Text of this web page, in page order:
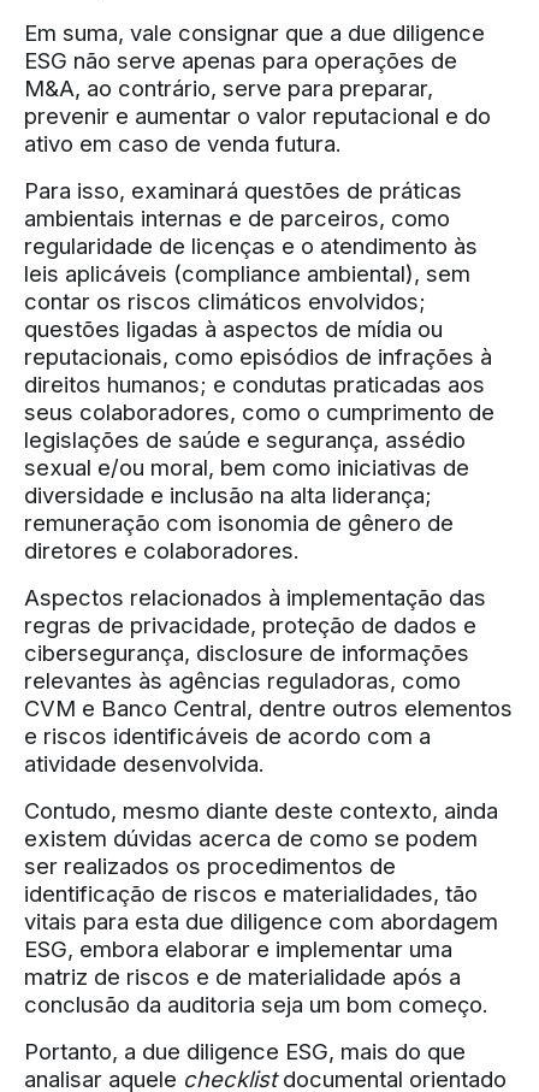
Em suma, vale consignar que a due diligence
ESG não serve apenas para operações de
M&A, ao contrário, serve para preparar,
prevenir e aumentar o valor reputacional e do
ativo em caso de venda futura.
Para isso, examinará questões de práticas
ambientais internas e de parceiros, como
regularidade de licenças e o atendimento às
leis aplicáveis (compliance ambiental), sem
contar os riscos climáticos envolvidos;
questões ligadas à aspectos de mídia ou
reputacionais, como episódios de infrações à
direitos humanos; e condutas praticadas aos
seus colaboradores, como o cumprimento de
legislações de saúde e segurança, assédio
sexual e/ou moral, bem como iniciativas de
diversidade e inclusão na alta liderança;
remuneração com isonomia de gênero de
diretores e colaboradores.
Aspectos relacionados à implementação das
regras de privacidade, proteção de dados e
cibersegurança, disclosure de informações
relevantes às agências reguladoras, como
CVM e Banco Central, dentre outros elementos
e riscos identificáveis de acordo com a
atividade desenvolvida.
Contudo, mesmo diante deste contexto, ainda
existem dúvidas acerca de como se podem
ser realizados os procedimentos de
identificação de riscos e materialidades, tão
vitais para esta due diligence com abordagem
ESG, embora elaborar e implementar uma
matriz de riscos e de materialidade após a
conclusão da auditoria seja um bom começo.
Portanto, a due diligence ESG, mais do que
analisar aquele checklistdocumental orientado